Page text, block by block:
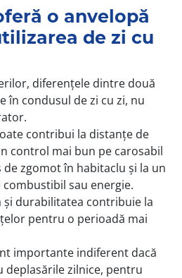
o anvelopă
de zi cu
diferențele dintre două
în condusul de zi cu zi, nu
contribui la distanțe de
control mai bun pe carosabil
zgomot în habitaclu și la un
sau energie.
durabilitatea contribuie la
pentru o perioadă mai
importante indiferent dacă
zilnice, pentru